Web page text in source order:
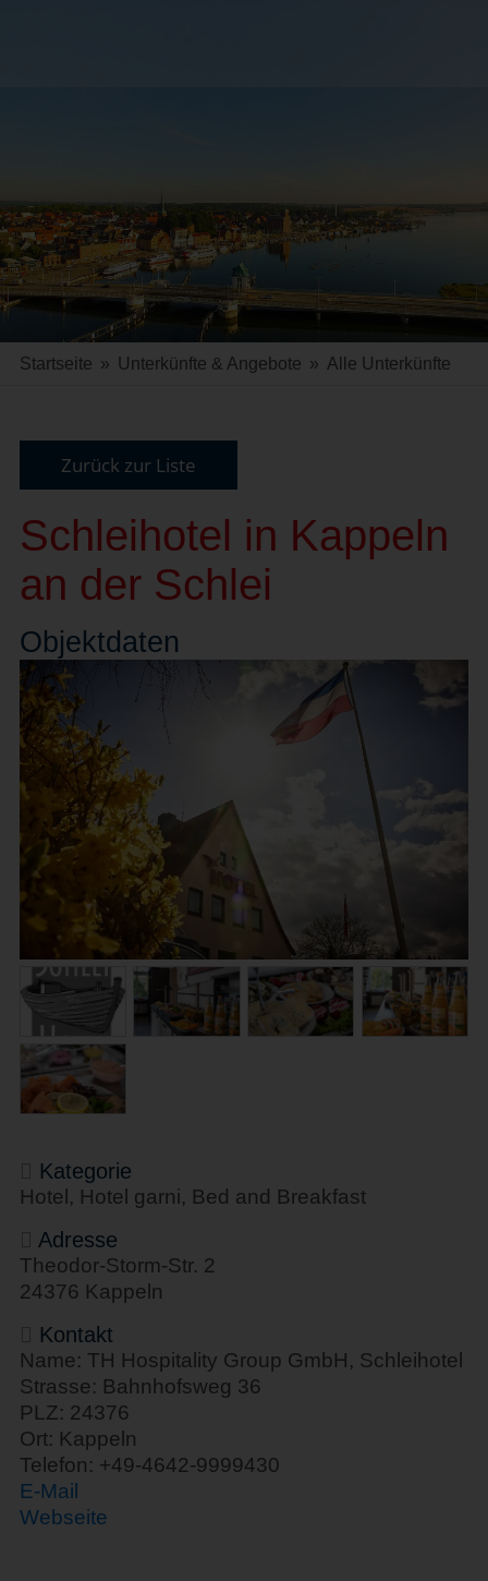
Startseite » Unterkünfte & Angebote » Alle Unterkünfte
Zurück zur Liste
Schleihotel in Kappeln
an der Schlei
Objektdaten
Kategorie
Hotel, Hotel garni, Bed and Breakfast
Adresse
Theodor-Storm-Str. 2
24376 Kappeln
Kontakt
Name: TH Hospitality Group GmbH, Schleihotel
Strasse: Bahnhofsweg 36
PLZ: 24376
Ort: Kappeln
Telefon: +49-4642-9999430
E-Mail
Webseite